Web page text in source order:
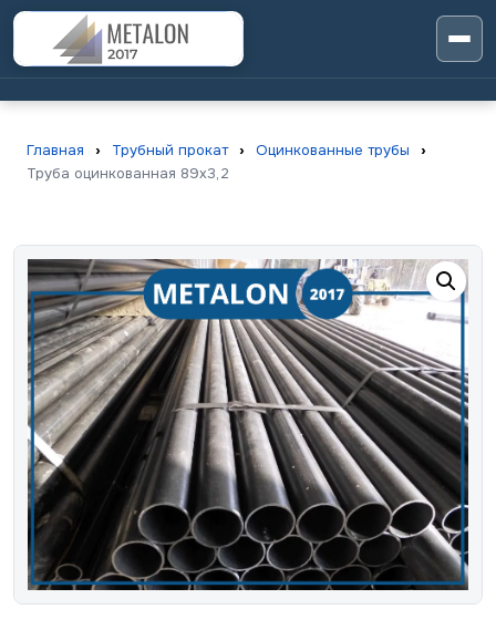
Главная › Трубный прокат › Оцинкованные трубы
›
Труба оцинкованная 89х3,2